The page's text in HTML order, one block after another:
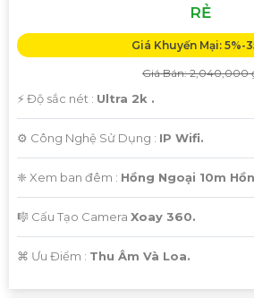
RẺ
Giá Khuyến Mại: 5%-
Giá Bán: 2,040,000
️⚡ Độ sắc nét : Ultra 2k .
⚙ Công Nghệ Sử Dụng : IP Wifi.
❈ Xem ban đêm : Hồng Ngoại 10m
🎼️ Cấu Tạo Camera Xoay 360.
️⌘ Ưu Điểm : Thu Âm Và Loa.